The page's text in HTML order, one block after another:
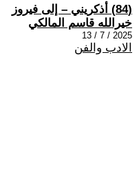
(84) أذكريني – إلى فيروز
خيرالله قاسم المالكي
2025 / 7 / 13
الادب والفن